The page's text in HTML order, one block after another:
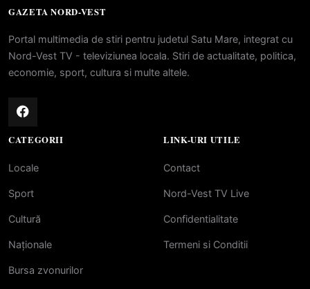
GAZETA NORD-VEST
Portal multimedia de stiri pentru judetul Satu Mare, integrat cu
Nord-Vest TV - televiziunea locala. Stiri de actualitate, politica,
economie, sport, cultura si multe altele.
CATEGORII
Locale
Sport
Cultură
Naționale
Bursa zvonurilor
LINK-URI UTILE
Contact
Nord-Vest TV Live
Confidentialitate
Termeni si Conditii